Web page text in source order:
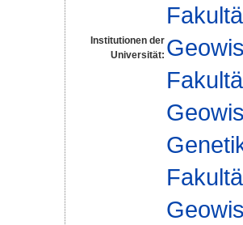
Institutionen der
Universität: